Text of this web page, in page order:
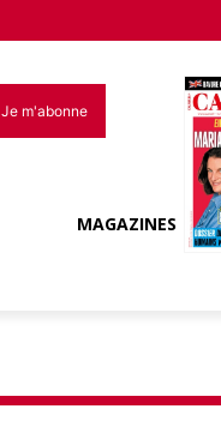
Je m'abonne
MAGAZINES